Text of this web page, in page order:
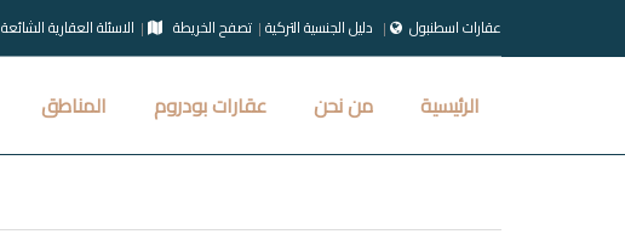
الاسئلة العقارية الشائعة تصفح الخريطة عقارات اسطنبول
الرئيسية من نحن عقارات بودروم المناطق